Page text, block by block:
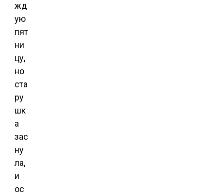
жд
ую
пят
ни
цу,
но
ста
ру
шк
а
зас
ну
ла,
и
ос